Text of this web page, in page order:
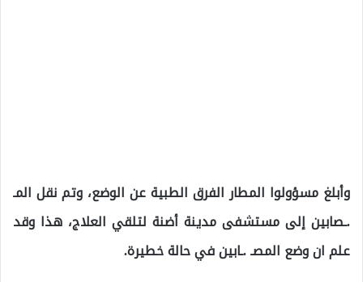
وأبلغ مسؤولوا المطار الفرق الطبية عن الوضع، وتم نقل المـ
.ـصابين إلى مستشفى مدينة أضنة لتلقي العلاج، هذا وقد
علم ان وضع المصـ .ـابين في حالة خطيرة.